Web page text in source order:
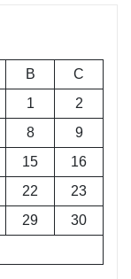
B
C
1
2
8
9
15
16
22
23
29
30